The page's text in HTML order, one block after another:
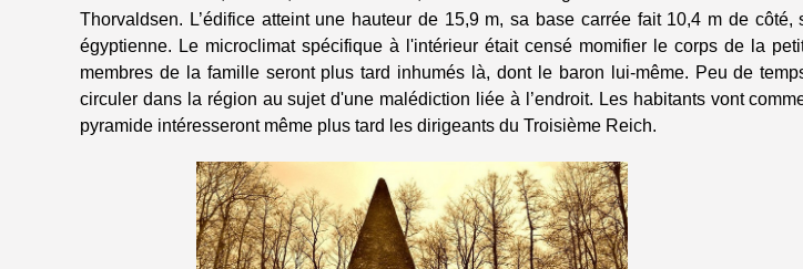
Thorvaldsen. L’édifice atteint une hauteur de 15,9 m, sa base carrée fait 10,4 m de
égyptienne. Le microclimat spécifique à l'intérieur était censé momifier le corps de la
membres de la famille seront plus tard inhumés là, dont le baron lui-même. Peu de
circuler dans la région au sujet d'une malédiction liée à l’endroit. Les habitants vont
pyramide intéresseront même plus tard les dirigeants du Troisième Reich.